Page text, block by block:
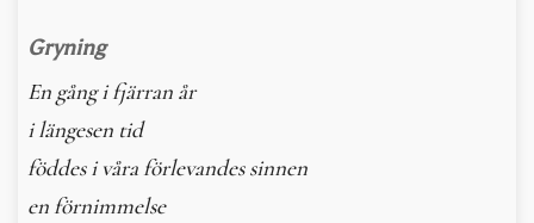
In English
Gryning
En gång i fjärran år
i längesen tid
föddes i våra förlevandes sinnen
en förnimmelse